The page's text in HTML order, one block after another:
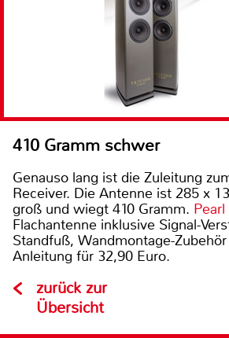
410 Gramm schwer
Genauso lang ist die Zuleitung
Receiver. Die Antenne ist 285 x
groß und wiegt 410 Gramm. Pearl
Flachantenne inklusive Signal-
Standfuß, Wandmontage-
Anleitung für 32,90 Euro.
zurück zur
Übersicht